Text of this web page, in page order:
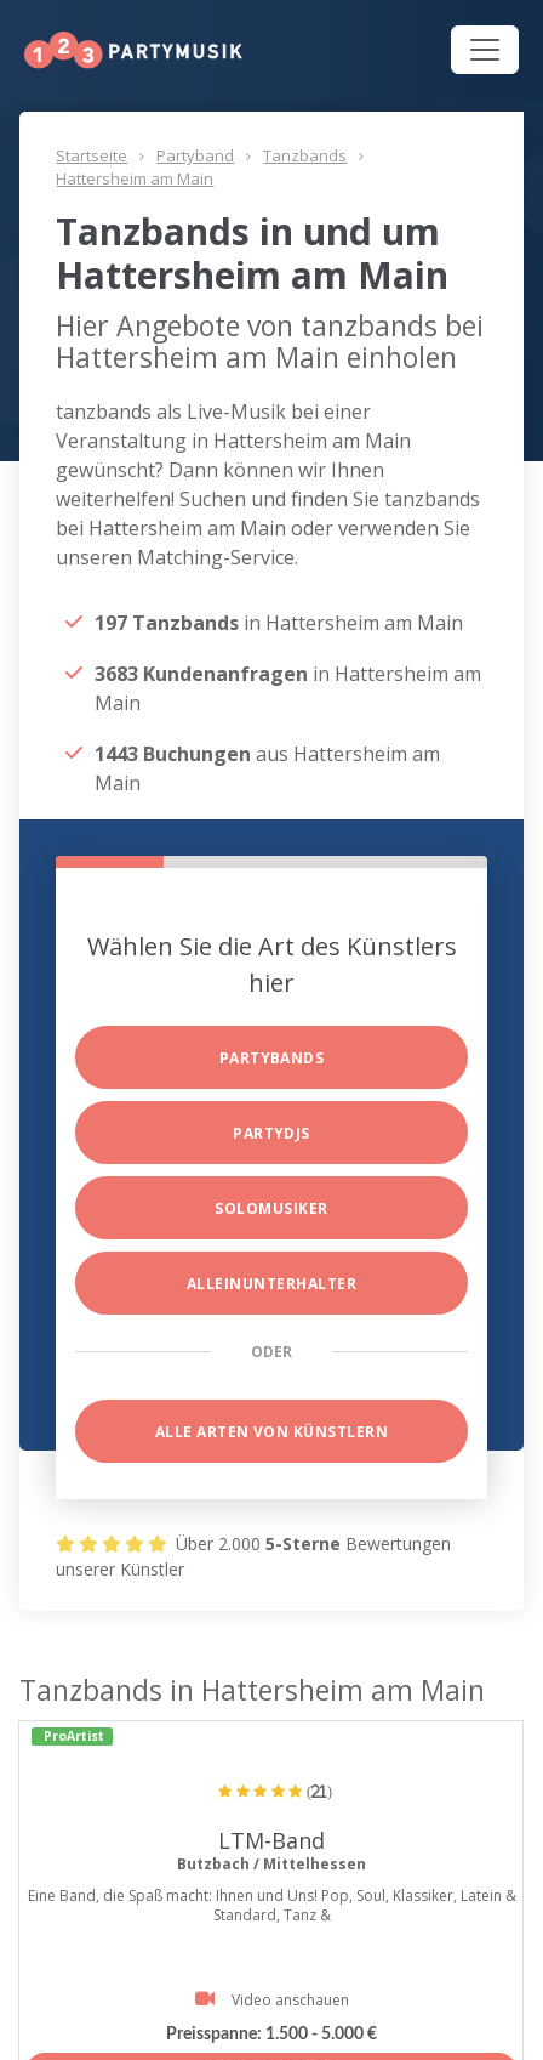
Startseite Partyband
Tanzbands
Hattersheim am Main
Tanzbands in und um
Hattersheim am Main
Hier Angebote von tanzbands bei
Hattersheim am Main einholen
tanzbands als Live-Musik bei einer
Veranstaltung in Hattersheim am Main
gewünscht? Dann können wir Ihnen
weiterhelfen! Suchen und finden Sie tanzbands
bei Hattersheim am Main oder verwenden Sie
unseren Matching-Service.
197 Tanzbands in Hattersheim am Main
3683 Kundenanfragen in Hattersheim am
Main
1443 Buchungen aus Hattersheim am
Main
Wählen Sie die Art des Künstlers
hier
PARTYBANDS
PARTYDJS
SOLOMUSIKER
ALLEINUNTERHALTER
ODER
ALLE ARTEN VON KÜNSTLERN
Über 2.0005-Sterne Bewertungen
unserer Künstler
Tanzbands in Hattersheim am Main
ProArtist
(21)
LTM-Band
Butzbach / Mittelhessen
Eine Band, die Spaß macht: Ihnen und Uns! Pop, Soul, Klassiker, Latein &
Standard, Tanz &
Video anschauen
Preisspanne: 1.500 - 5.000 €